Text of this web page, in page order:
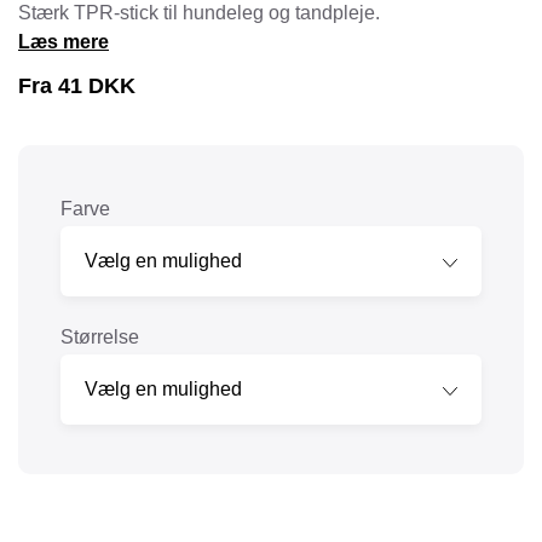
Stærk TPR-stick til hundeleg og tandpleje.
Læs mere
Fra 41 DKK
Farve
Størrelse